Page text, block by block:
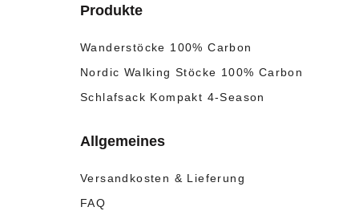
Produkte
Wanderstöcke 100% Carbon
Nordic Walking Stöcke 100% Carbon
Schlafsack Kompakt 4-Season
Allgemeines
Versandkosten & Lieferung
FAQ